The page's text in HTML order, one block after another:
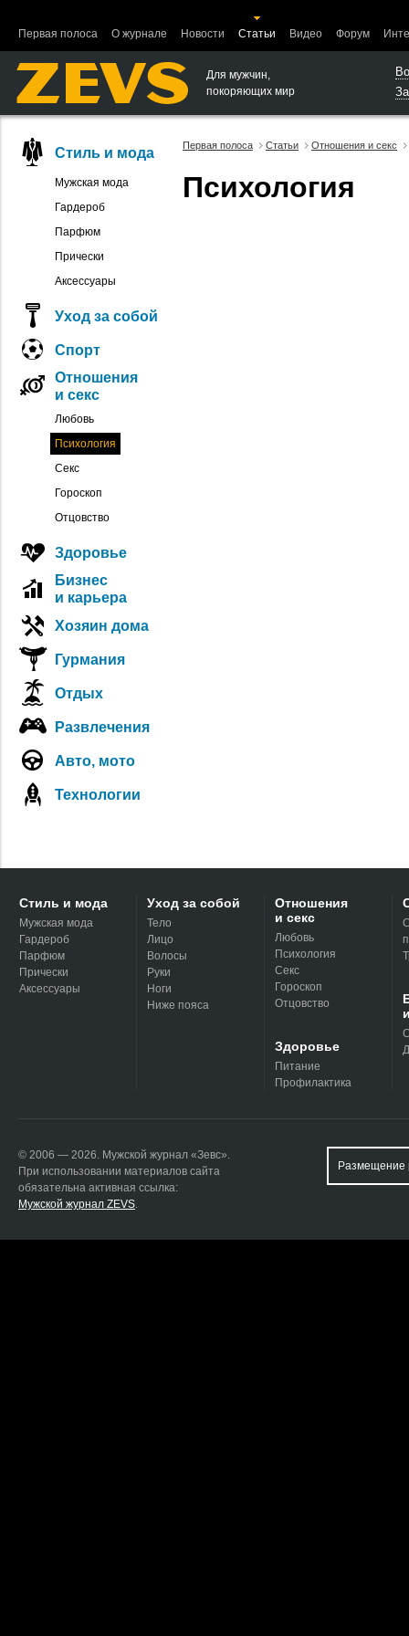
Первая полоса
О журнале Новости Статьи Видео Форум
Для мужчин,
покоряющих мир
Стиль и мода
Мужская мода
Гардероб
Парфюм
Прически
Аксессуары
Уход за собой
Спорт
Отношения
и секс
Любовь
Психология
Секс
Гороскоп
Отцовство
Здоровье
Бизнес
и карьера
Хозяин дома
Гурмания
Отдых
Развлечения
Авто, мото
Технологии
Первая полоса Статьи Отношения и секс
Психология
Стиль и мода
Мужская мода
Гардероб
Парфюм
Прически
Аксессуары
Уход за собой
Тело
Лицо
Волосы
Руки
Ноги
Ниже пояса
Отношения
и секс
Любовь
Психология
Секс
Гороскоп
Отцовство
Здоровье
Питание
Профилактика
© 2006 — 2026. Мужской журнал «Зевс».
При использовании материалов сайта
обязательна активная ссылка:
Мужской журнал ZEVS.
Размещение